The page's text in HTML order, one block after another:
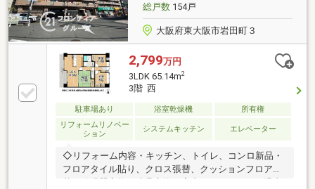
総戸数154戸
大阪府東大阪市岩田町３
2,799万円
3LDK 65.14m2
3階 西
駐車場あり 浴室乾燥機
所有権
リフォームリノベー
ション
システムキッチン エレベーター
◇リフォーム内容・キッチン、トイレ、コンロ新品・
フロアタイル貼り、クロス張替、クッションフロア張